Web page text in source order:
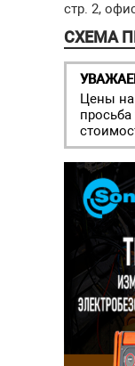
стр. 2,
СХЕМА
Цены на